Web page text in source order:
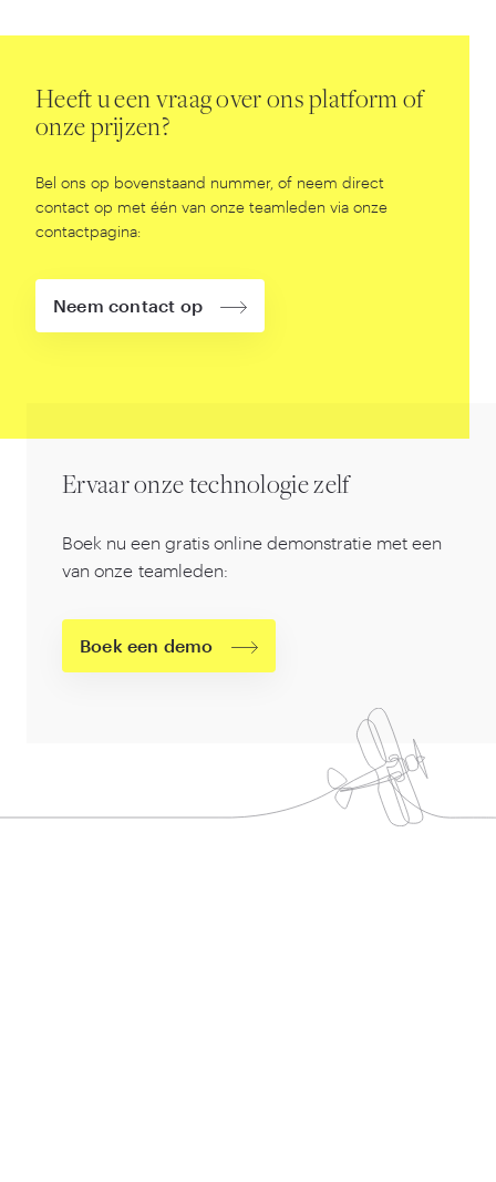
Heeft u een vraag over ons platform of
onze prijzen?
Bel ons op bovenstaand nummer, of neem direct
contact op met één van onze teamleden via onze
contactpagina:
Neem contact op
Ervaar onze technologie zelf
Boek nu een gratis online demonstratie met een
van onze teamleden:
Boek een demo